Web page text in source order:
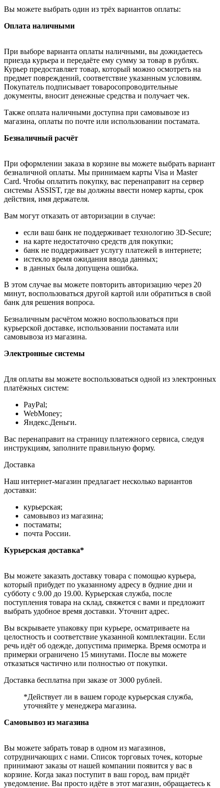
Вы можете выбрать один из трёх вариантов оплаты:
Оплата наличными
При выборе варианта оплаты наличными, вы дожидаетесь
приезда курьера и передаёте ему сумму за товар в рублях.
Курьер предоставляет товар, который можно осмотреть на
предмет повреждений, соответствие указанным условиям.
Покупатель подписывает товаросопроводительные
документы, вносит денежные средства и получает чек.
Также оплата наличными доступна при самовывозе из
магазина, оплаты по почте или использовании постамата.
Безналичный расчёт
При оформлении заказа в корзине вы можете выбрать вариант
безналичной оплаты. Мы принимаем карты Visa и Master
Card. Чтобы оплатить покупку, вас перенаправит на сервер
системы ASSIST, где вы должны ввести номер карты, срок
действия, имя держателя.
Вам могут отказать от авторизации в случае:
если ваш банк не поддерживает технологию 3D-Secure;
на карте недостаточно средств для покупки;
банк не поддерживает услугу платежей в интернете;
истекло время ожидания ввода данных;
в данных была допущена ошибка.
В этом случае вы можете повторить авторизацию через 20
минут, воспользоваться другой картой или обратиться в свой
банк для решения вопроса.
Безналичным расчётом можно воспользоваться при
курьерской доставке, использовании постамата или
самовывоза из магазина.
Электронные системы
Для оплаты вы можете воспользоваться одной из электронных
платёжных систем:
PayPal;
WebMoney;
Яндекс.Деньги.
Вас перенаправит на страницу платежного сервиса, следуя
инструкциям, заполните правильную форму.
Доставка
Наш интернет-магазин предлагает несколько вариантов
доставки:
курьерская;
самовывоз из магазина;
постаматы;
почта России.
Курьерская доставка*
Вы можете заказать доставку товара с помощью курьера,
который прибудет по указанному адресу в будние дни и
субботу с 9.00 до 19.00. Курьерская служба, после
поступления товара на склад, свяжется с вами и предложит
выбрать удобное время доставки. Уточнит адрес.
Вы вскрываете упаковку при курьере, осматриваете на
целостность и соответствие указанной комплектации. Если
речь идёт об одежде, допустима примерка. Время осмотра и
примерки ограничено 15 минутами. После вы можете
отказаться частично или полностью от покупки.
Доставка бесплатна при заказе от 3000 рублей.
*Действует ли в вашем городе курьерская служба,
уточняйте у менеджера магазина.
Самовывоз из магазина
Вы можете забрать товар в одном из магазинов,
сотрудничающих с нами. Список торговых точек, которые
принимают заказы от нашей компании появится у вас в
корзине. Когда заказ поступит в ваш город, вам придёт
уведомление. Вы просто идёте в этот магазин, обращаетесь к